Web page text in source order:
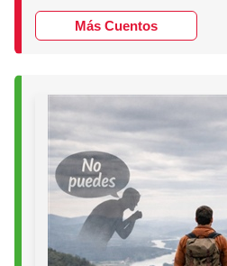
Más Cuentos